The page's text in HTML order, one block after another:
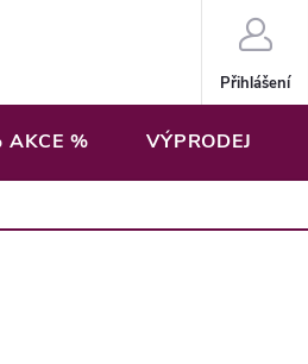
Přihlášení
AKCE % VÝPRODEJ